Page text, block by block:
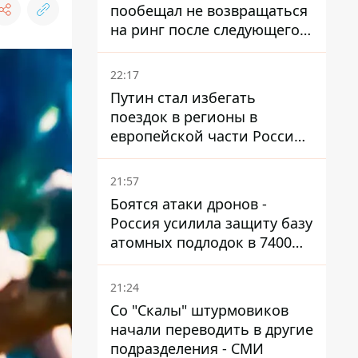
пообещал не возвращаться
на ринг после следующего
боя
22:17
Путин стал избегать
поездок в регионы в
европейской части России,
куда регулярно долетают
дроны
21:57
Боятся атаки дронов -
Россия усилила защиту базу
атомных подлодок в 7400
км от Украины
21:24
Со "Скалы" штурмовиков
начали переводить в другие
подразделения - СМИ